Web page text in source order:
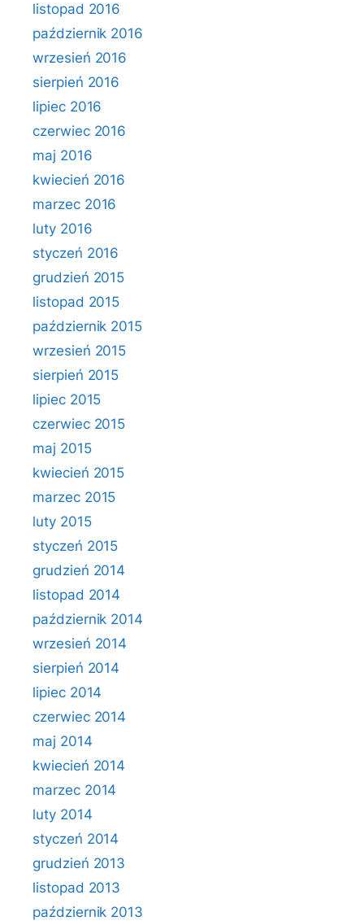
listopad 2016
październik 2016
wrzesień 2016
sierpień 2016
lipiec 2016
czerwiec 2016
maj 2016
kwiecień 2016
marzec 2016
luty 2016
styczeń 2016
grudzień 2015
listopad 2015
październik 2015
wrzesień 2015
sierpień 2015
lipiec 2015
czerwiec 2015
maj 2015
kwiecień 2015
marzec 2015
luty 2015
styczeń 2015
grudzień 2014
listopad 2014
październik 2014
wrzesień 2014
sierpień 2014
lipiec 2014
czerwiec 2014
maj 2014
kwiecień 2014
marzec 2014
luty 2014
styczeń 2014
grudzień 2013
listopad 2013
październik 2013